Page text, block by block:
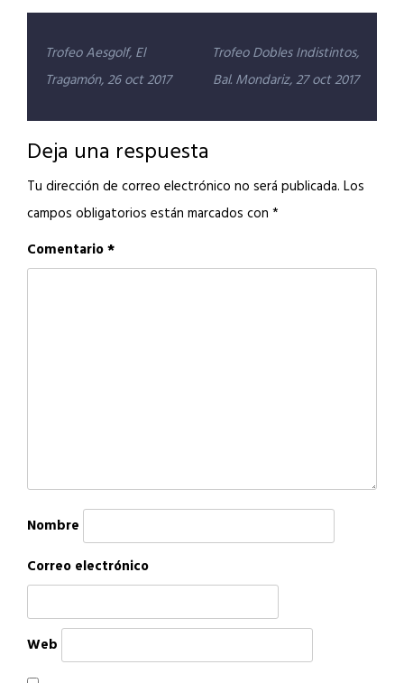
Navegación
de
entradas
Trofeo Aesgolf, El
Tragamón, 26 oct 2017
Trofeo Dobles Indistintos,
Bal. Mondariz, 27 oct 2017
Deja una respuesta
Tu dirección de correo electrónico no será publicada. Los
campos obligatorios están marcados con *
Comentario*
Nombre
Correo electrónico
Web